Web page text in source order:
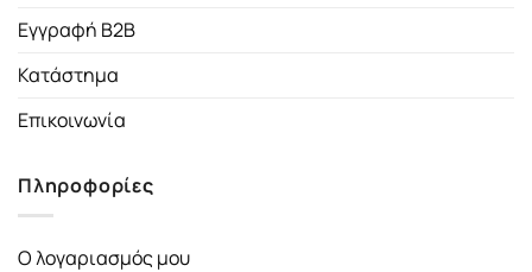
Εγγραφή B2B
Κατάστημα
Επικοινωνία
Πληροφορίες
Ο λογαριασμός μου